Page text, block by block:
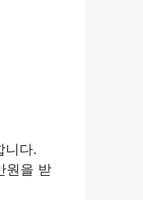
니다.
원을 받